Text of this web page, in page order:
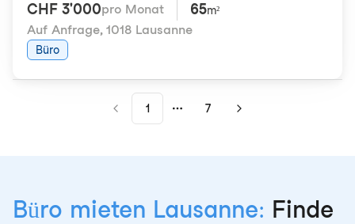
CHF 3'000pro Monat 65m²
Auf Anfrage, 1018 Lausanne
Büro
1
More pages
7
Büro mieten Lausanne: Finde